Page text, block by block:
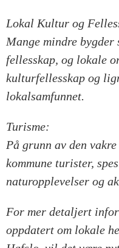
Lokal Kultur og
Mange mindre
fellesskap, og lokale
kulturfellesskap og
lokalsamfunnet.
Turisme:
På grunn av den
kommune turister,
naturopplevelser og
For mer detaljert
oppdatert om lokale